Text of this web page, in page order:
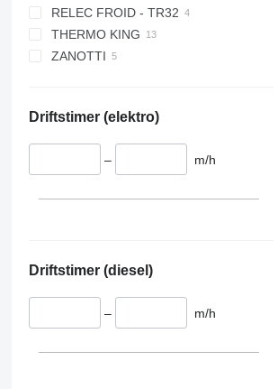
XARIOS 350
RELEC FROID - TR32
THERMO KING
V 200 MAX
V 500 MAX
ZANOTTI
Driftstimer (elektro)
– m/h
Driftstimer (diesel)
– m/h